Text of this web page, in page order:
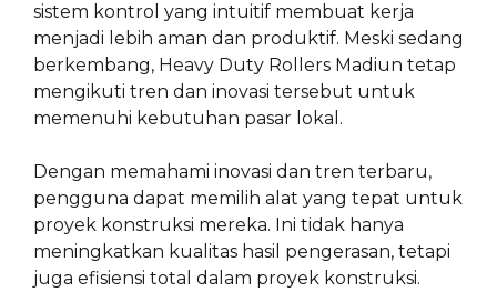
sistem kontrol yang intuitif membuat kerja
menjadi lebih aman dan produktif. Meski sedang
berkembang, Heavy Duty Rollers Madiun tetap
mengikuti tren dan inovasi tersebut untuk
memenuhi kebutuhan pasar lokal.
Dengan memahami inovasi dan tren terbaru,
pengguna dapat memilih alat yang tepat untuk
proyek konstruksi mereka. Ini tidak hanya
meningkatkan kualitas hasil pengerasan, tetapi
juga efisiensi total dalam proyek konstruksi.